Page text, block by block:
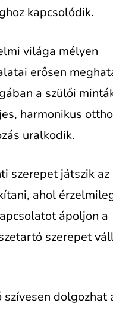
kapcsolódik.
világa mélyen
erősen
a szülői
harmonikus
uralkodik.
szerepet játszik az
ahol
ápoljon a
szerepet
dolgozhat